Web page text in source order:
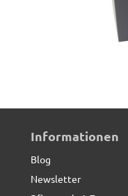
Erde, Fiberglas anthrazit
Informationen
Blog
Newsletter